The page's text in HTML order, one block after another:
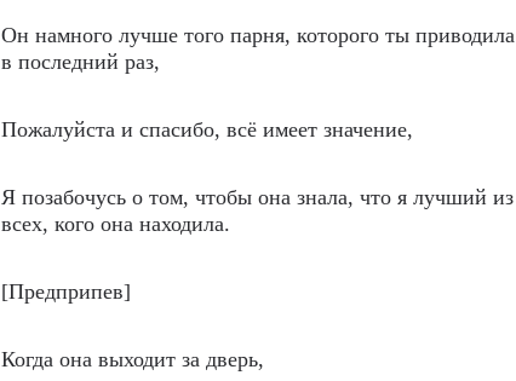
Он намного лучше того парня, которого ты приводила
в последний раз,
Пожалуйста и спасибо, всё имеет значение,
Я позабочусь о том, чтобы она знала, что я лучший из
всех, кого она находила.
[Предприпев]
Когда она выходит за дверь,